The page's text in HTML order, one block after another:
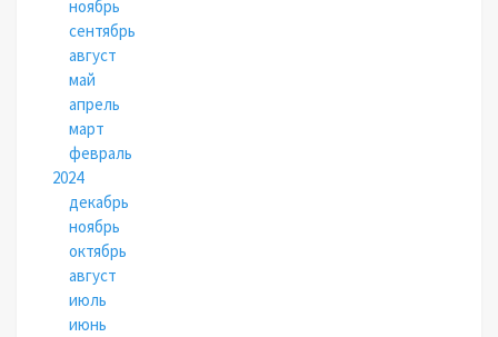
ноябрь
сентябрь
август
май
апрель
март
февраль
2024
декабрь
ноябрь
октябрь
август
июль
июнь